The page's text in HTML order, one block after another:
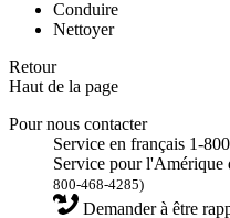
Conduire
Nettoyer
Retour
Haut de la page
Pour nous contacter
Service en français 1-
Service pour
800-468-4285)
Demander à être